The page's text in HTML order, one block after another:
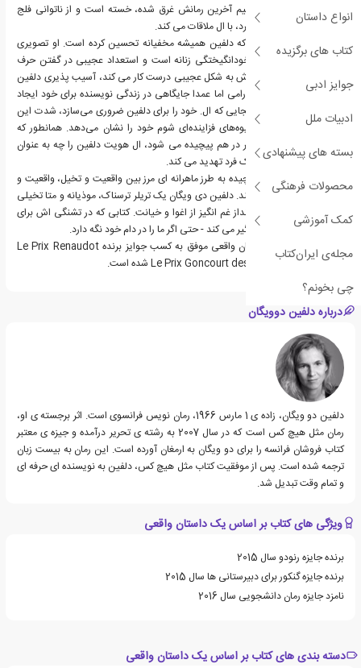
انواع داستان
کتاب های برگزیده
جوایز ادبی
ادبیات ملل
بسته های پیشنهادی
محصولات فرهنگی
کمک آموزشی
مجله‌ی ایران‌کتاب
چی بخونم؟
دلفین که از موفقیت عظیم آخرین رمانش غرق شده، خسته است و از ناتوانی فلج
کننده در نوشتن رنج می برد، با ال ملاقات می کند.
ال مظهر هر چیزی است که دلفین همیشه مخفیانه تحسین کرده است. او تصویری
درخشان از پیچیدگی و خودانگیختگی زنانه است و استعداد عجیبی در گفتن حرف
درست دارد. ال. که شهودش به شکل عجیبی درست کار می کند، آسیب پذیری دلفین
را احساس می کند و به آرامی اما عمدا جایگاهی در زندگی نویسنده برای خود ایجاد
می کند. با این حال، از آنجایی که ال. خود را برای دلفین ضروری می‌سازد، شدت این
دوستی غیرمنتظره به شیوه‌های فزاینده‌ای شوم خود را نشان می‌دهد. همانطور که
زندگی آنها بیشتر و بیشتر در هم پیچیده می شود، ال هویت دلفین را چه به عنوان
نویسنده و چه به عنوان یک فرد تهدید می کند.
این تریلر روانشناختی پیچیده به طرز ماهرانه ای مرز بین واقعیت و تخیل، واقعیت و
امر ساختگی را محو می کند. دلفین دی ویگان یک تریلر ترسناک، موذیانه و متا تخیلی
ساخته است. یک چشم انداز غم انگیز از اغوا و خیانت. کتابی که در تشنگی اش برای
حقیقت، خواننده را نیز درگیر می کند - حتی اگر ما را در دام خود نگه دارد.
کتاب بر اساس یک داستان واقعی موفق به کسب جوایز برنده Le Prix Renaudot
2015 و Le Prix Goncourt des Lycéens 2015 شده است.
درباره دلفین دوویگان
دلفین دو ویگان، زاده ی 1 مارس 1966، رمان نویس فرانسوی است. اثر برجسته ی او،
رمان مثل هیچ کس است که در سال 2007 به رشته ی تحریر درآمده و جیزه ی معتبر
کتاب فروشان فرانسه را برای دو ویگان به ارمغان آورده است. این رمان به بیست زبان
ترجمه شده است. پس از موفقیت کتاب مثل هیچ کس، دلفین به نویسنده ای حرفه ای
و تمام وقت تبدیل شد.
ویژگی های کتاب بر اساس یک داستان واقعی
برنده جایزه رنودو سال 2015
برنده جایزه گنکور برای دبیرستانی ها سال 2015
نامزد جایزه رمان دانشجویی سال 2016
دسته بندی های کتاب بر اساس یک داستان واقعی